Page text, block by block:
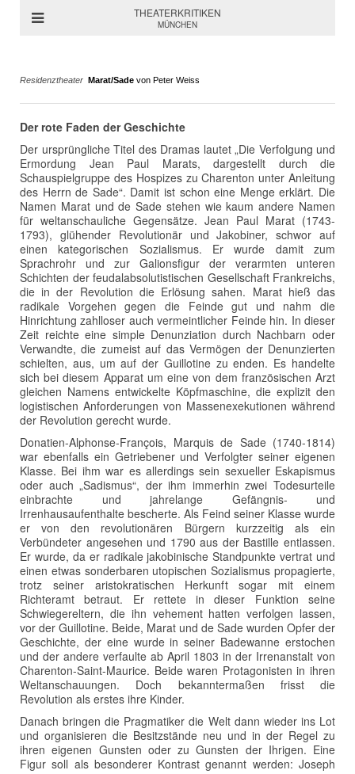
THEATERKRITIKEN
MÜNCHEN
Residenztheater Marat/Sade von Peter Weiss
Der rote Faden der Geschichte
Der ursprüngliche Titel des Dramas lautet „Die Verfolgung und
Ermordung Jean Paul Marats, dargestellt durch die
Schauspielgruppe des Hospizes zu Charenton unter Anleitung
des Herrn de Sade“. Damit ist schon eine Menge erklärt. Die
Namen Marat und de Sade stehen wie kaum andere Namen
für weltanschauliche Gegensätze. Jean Paul Marat (1743-
1793), glühender Revolutionär und Jakobiner, schwor auf
einen kategorischen Sozialismus. Er wurde damit zum
Sprachrohr und zur Galionsfigur der verarmten unteren
Schichten der feudalabsolutistischen Gesellschaft Frankreichs,
die in der Revolution die Erlösung sahen. Marat hieß das
radikale Vorgehen gegen die Feinde gut und nahm die
Hinrichtung zahlloser auch vermeintlicher Feinde hin. In dieser
Zeit reichte eine simple Denunziation durch Nachbarn oder
Verwandte, die zumeist auf das Vermögen der Denunzierten
schielten, aus, um auf der Guillotine zu enden. Es handelte
sich bei diesem Apparat um eine von dem französischen Arzt
gleichen Namens entwickelte Köpfmaschine, die explizit den
logistischen Anforderungen von Massenexekutionen während
der Revolution gerecht wurde.
Donatien-Alphonse-François, Marquis de Sade (1740-1814)
war ebenfalls ein Getriebener und Verfolgter seiner eigenen
Klasse. Bei ihm war es allerdings sein sexueller Eskapismus
oder auch „Sadismus“, der ihm immerhin zwei Todesurteile
einbrachte und jahrelange Gefängnis- und
Irrenhausaufenthalte bescherte. Als Feind seiner Klasse wurde
er von den revolutionären Bürgern kurzzeitig als ein
Verbündeter angesehen und 1790 aus der Bastille entlassen.
Er wurde, da er radikale jakobinische Standpunkte vertrat und
einen etwas sonderbaren utopischen Sozialismus propagierte,
trotz seiner aristokratischen Herkunft sogar mit einem
Richteramt betraut. Er rettete in dieser Funktion seine
Schwiegereltern, die ihn vehement hatten verfolgen lassen,
vor der Guillotine. Beide, Marat und de Sade wurden Opfer der
Geschichte, der eine wurde in seiner Badewanne erstochen
und der andere verfaulte ab April 1803 in der Irrenanstalt von
Charenton-Saint-Maurice. Beide waren Protagonisten in ihren
Weltanschauungen. Doch bekanntermaßen frisst die
Revolution als erstes ihre Kinder.
Danach bringen die Pragmatiker die Welt dann wieder ins Lot
und organisieren die Besitzstände neu und in der Regel zu
ihren eigenen Gunsten oder zu Gunsten der Ihrigen. Eine
Figur soll als besonderer Kontrast genannt werden: Joseph